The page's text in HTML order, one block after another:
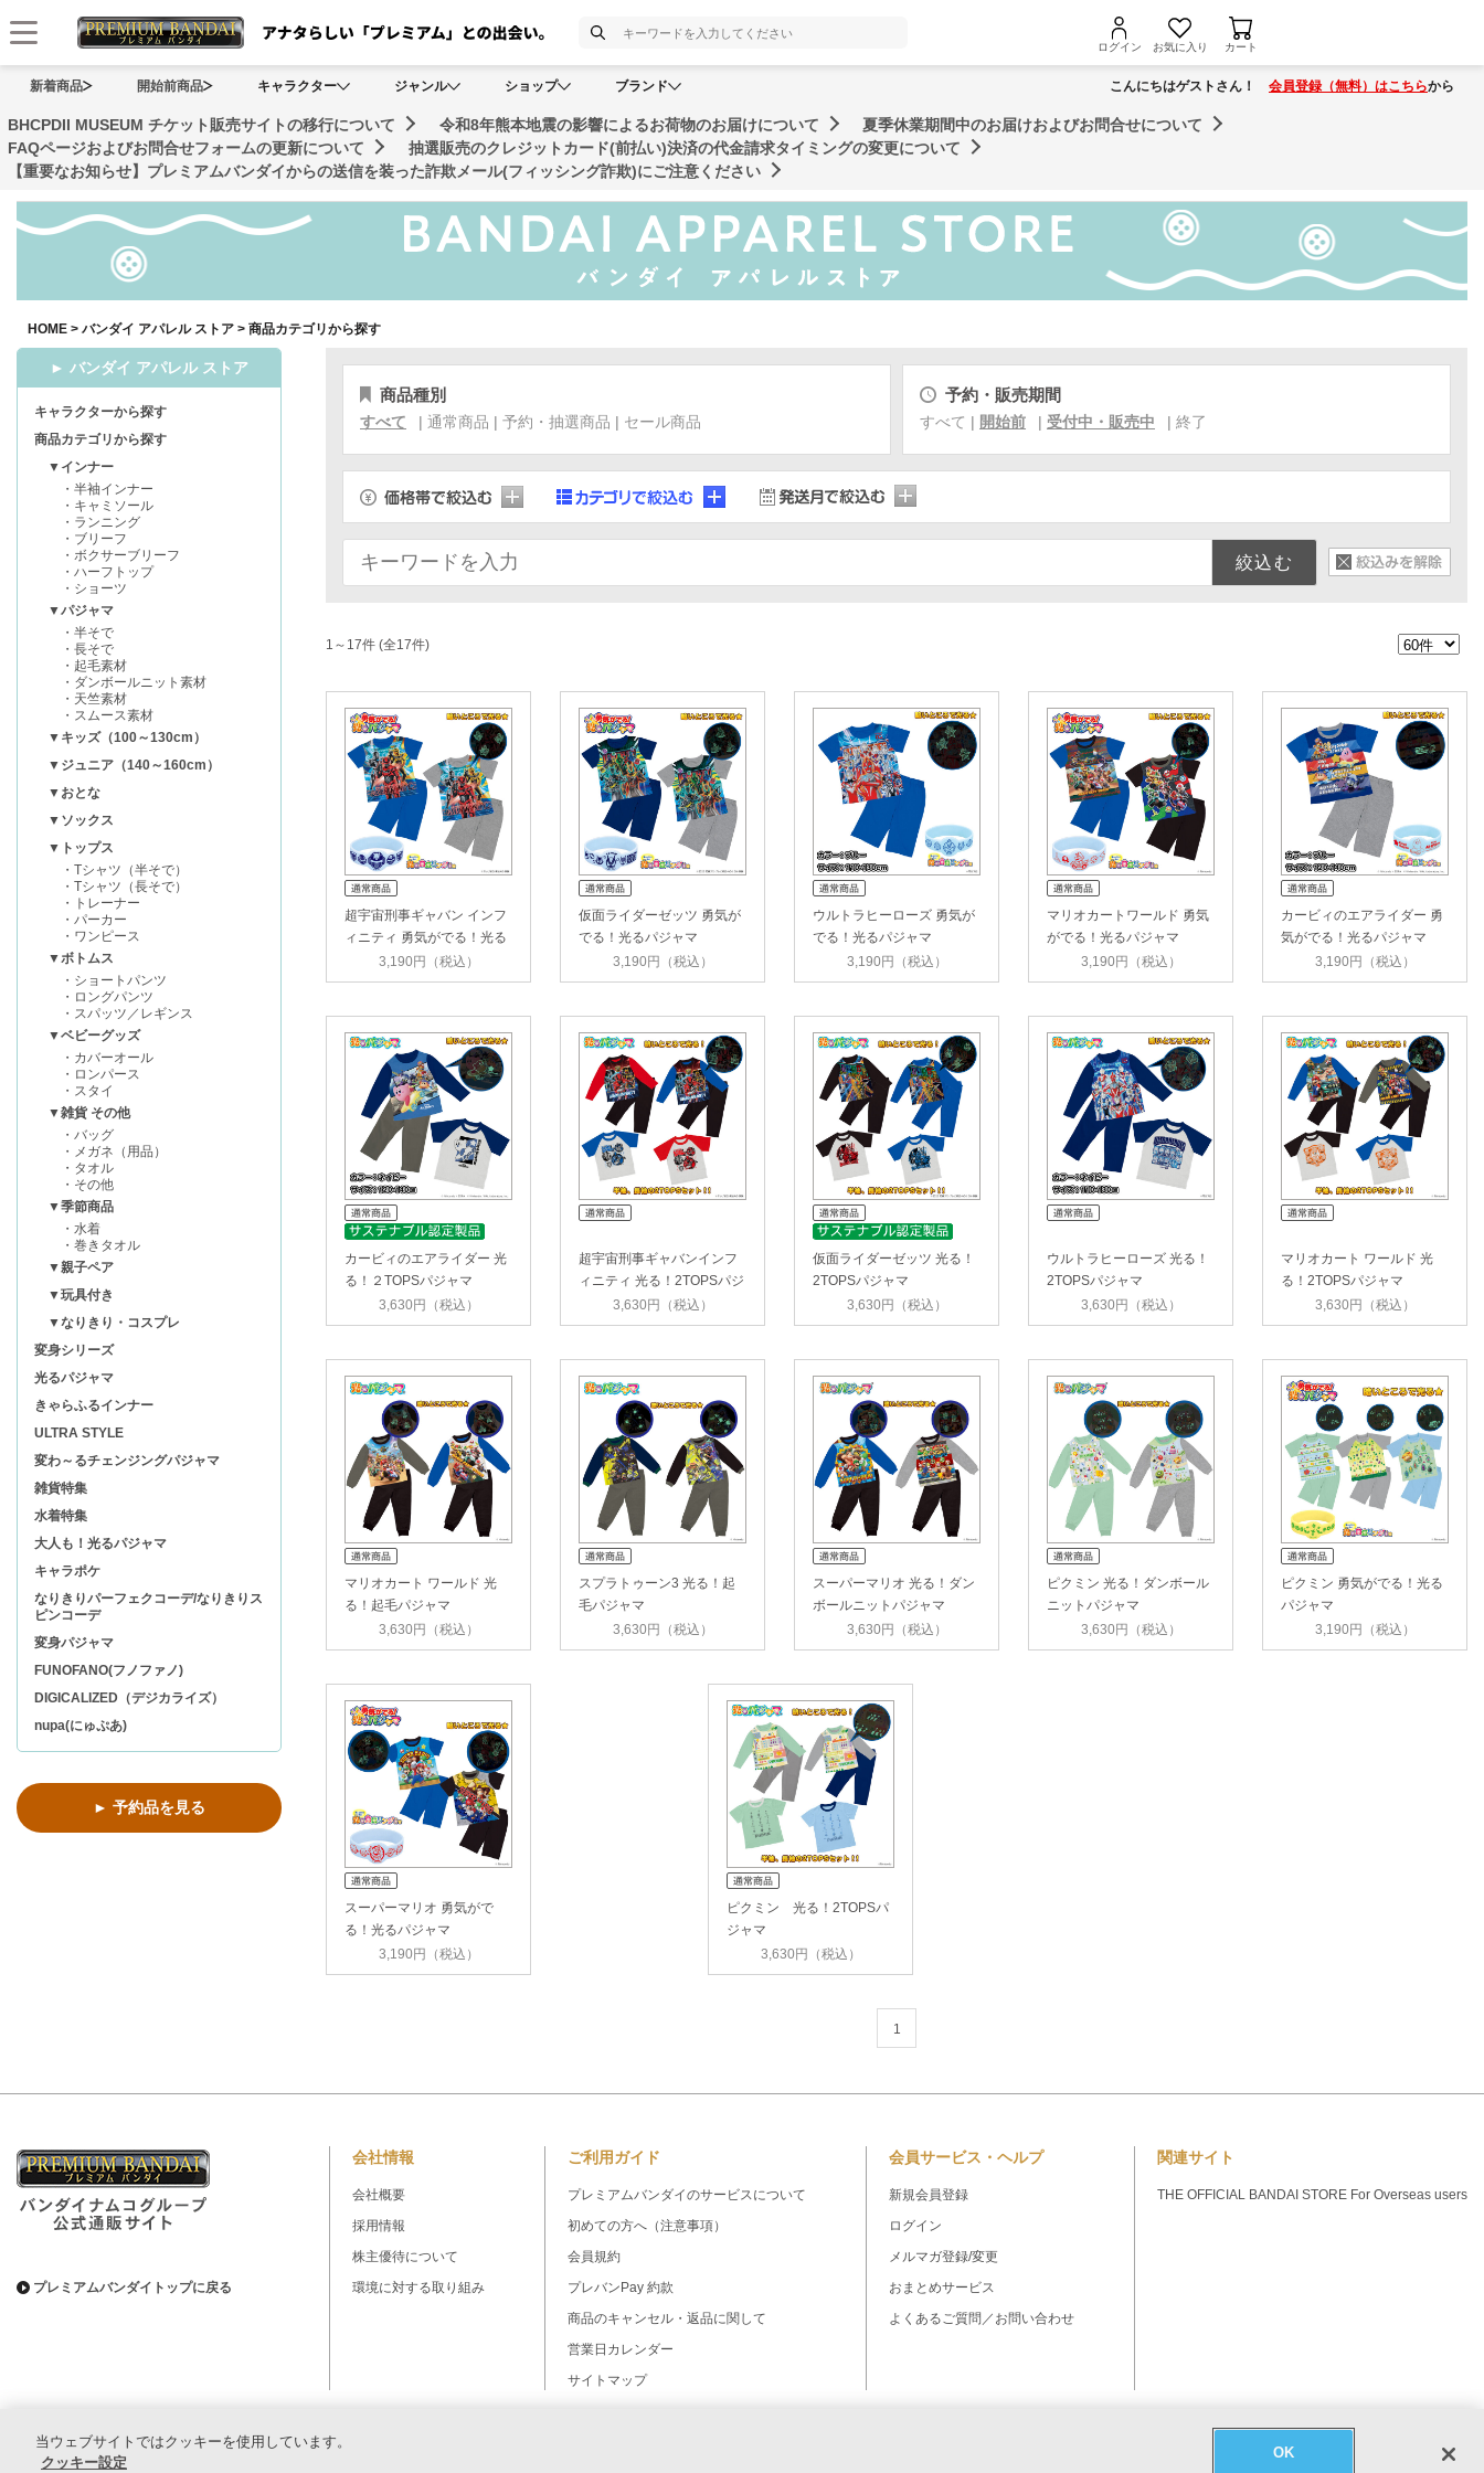
ログイン お気に入り カート
メニュー
新着商品 開始前商品 キャラクター ジャンル ショップ ブランド こんにちはゲストさん！ 会員登録（無料）はこちらから
BHCPDII MUSEUM チケット販売サイトの移行について 令和8年熊本地震の影響によるお荷物のお届けについて
夏季休業期間中のお届けおよびお問合せについて
FAQページおよびお問合せフォームの更新について
抽選販売のクレジットカード(前払い)決済の代金請求タイミングの変更について
【重要なお知らせ】プレミアムバンダイからの送信を装った詐欺メール(フィッシング詐欺)にご注意ください
HOME > バンダイ アパレル ストア > 商品カテゴリから探す
商品種別
すべて | 通常商品 | 予約・抽選商品 | セール商品
予約・販売期間
すべて | 開始前 | 受付中・販売中 |終了
1～17件 (全17件)
超宇宙刑事ギャバン インフ
ィニティ 勇気がでる！光る
3,190円（税込）
仮面ライダーゼッツ 勇気が
でる！光るパジャマ
3,190円（税込）
ウルトラヒーローズ 勇気が
でる！光るパジャマ
3,190円（税込）
マリオカートワールド 勇気
がでる！光るパジャマ
3,190円（税込）
カービィのエアライダー 勇
気がでる！光るパジャマ
3,190円（税込）
カービィのエアライダー 光
る！２TOPSパジャマ
3,630円（税込）
超宇宙刑事ギャバンインフ
ィニティ 光る！2TOPSパジ
3,630円（税込）
仮面ライダーゼッツ 光る！
2TOPSパジャマ
3,630円（税込）
ウルトラヒーローズ 光る！
2TOPSパジャマ
3,630円（税込）
マリオカート ワールド 光
る！2TOPSパジャマ
3,630円（税込）
マリオカート ワールド 光
る！起毛パジャマ
3,630円（税込）
スプラトゥーン3 光る！起
毛パジャマ
3,630円（税込）
スーパーマリオ 光る！ダン
ボールニットパジャマ
3,630円（税込）
ピクミン 光る！ダンボール
ニットパジャマ
3,630円（税込）
ピクミン 勇気がでる！光る
パジャマ
3,190円（税込）
スーパーマリオ 勇気がで
る！光るパジャマ
3,190円（税込）
ピクミン 光る！2TOPSパ
ジャマ
3,630円（税込）
1
► バンダイ アパレル ストア
キャラクターから探す
商品カテゴリから探す
▼インナー
・半袖インナー
・キャミソール
・ランニング
・ブリーフ
・ボクサーブリーフ
・ハーフトップ
・ショーツ
▼パジャマ
・半そで
・長そで
・起毛素材
・ダンボールニット素材
・天竺素材
・スムース素材
▼キッズ（100～130cm）
▼ジュニア（140～160cm）
▼おとな
▼ソックス
▼トップス
・Tシャツ（半そで）
・Tシャツ（長そで）
・トレーナー
・パーカー
・ワンピース
▼ボトムス
・ショートパンツ
・ロングパンツ
・スパッツ／レギンス
▼ベビーグッズ
・カバーオール
・ロンパース
・スタイ
▼雑貨 その他
・バッグ
・メガネ（用品）
・タオル
・その他
▼季節商品
・水着
・巻きタオル
▼親子ペア
▼玩具付き
▼なりきり・コスプレ
変身シリーズ
光るパジャマ
きゃらふるインナー
ULTRA STYLE
変わ～るチェンジングパジャマ
雑貨特集
水着特集
大人も！光るパジャマ
キャラポケ
なりきりパーフェクコーデ/なりきりス
ピンコーデ
変身パジャマ
FUNOFANO(フノファノ)
DIGICALIZED（デジカライズ）
nupa(にゅぷあ)
► 予約品を見る
プレミアムバンダイトップに戻る
会社情報
会社概要
採用情報
株主優待について
環境に対する取り組み
ご利用ガイド
プレミアムバンダイのサービスについて
初めての方へ（注意事項）
会員規約
プレバンPay 約款
商品のキャンセル・返品に関して
営業日カレンダー
サイトマップ
会員サービス・ヘルプ
新規会員登録
ログイン
メルマガ登録/変更
おまとめサービス
よくあるご質問／お問い合わせ
関連サイト
THE OFFICIAL BANDAI STORE For Overseas users
▼コピーライト一覧を表示する
当ウェブサイトではクッキーを使用しています。
クッキー設定
OK